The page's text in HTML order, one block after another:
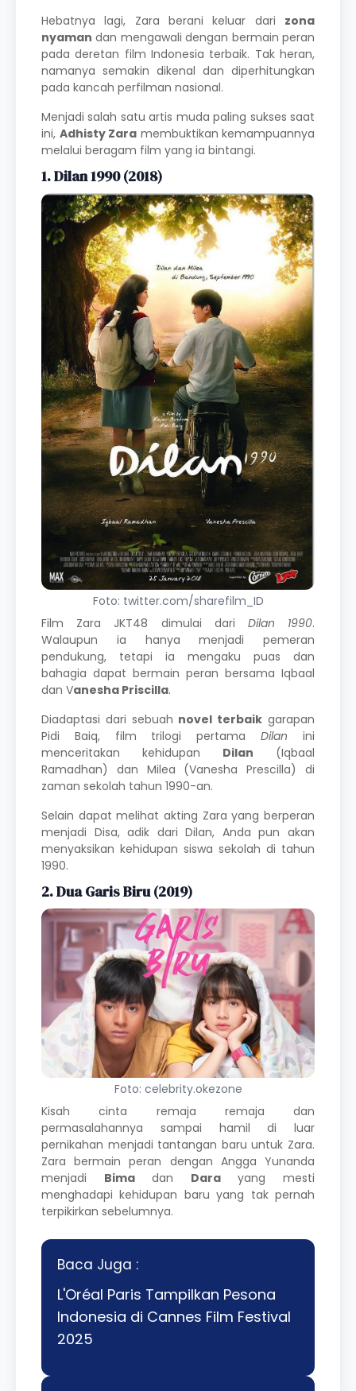
Hebatnya lagi, Zara berani keluar dari zona
nyaman dan mengawali dengan bermain peran
pada deretan film Indonesia terbaik. Tak heran,
namanya semakin dikenal dan diperhitungkan
pada kancah perfilman nasional.
Menjadi salah satu artis muda paling sukses saat
ini, Adhisty Zara membuktikan kemampuannya
melalui beragam film yang ia bintangi.
1. Dilan 1990 (2018)
Foto: twitter.com/sharefilm_ID
Film Zara JKT48 dimulai dari Dilan 1990.
Walaupun ia hanya menjadi pemeran
pendukung, tetapi ia mengaku puas dan
bahagia dapat bermain peran bersama Iqbaal
dan Vanesha Priscilla.
Diadaptasi dari sebuah novel terbaik garapan
Pidi Baiq, film trilogi pertamaDilan ini
menceritakan kehidupan Dilan (Iqbaal
Ramadhan) dan Milea (Vanesha Prescilla) di
zaman sekolah tahun 1990-an.
Selain dapat melihat akting Zara yang berperan
menjadi Disa, adik dari Dilan, Anda pun akan
menyaksikan kehidupan siswa sekolah di tahun
1990.
2. Dua Garis Biru (2019)
Foto: celebrity.okezone
Kisah cinta remaja remaja dan
permasalahannya sampai hamil di luar
pernikahan menjadi tantangan baru untuk Zara.
Zara bermain peran dengan Angga Yunanda
menjadi Bimadan Darayang mesti
menghadapi kehidupan baru yang tak pernah
terpikirkan sebelumnya.
Baca Juga :
L'Oréal Paris Tampilkan Pesona
Indonesia di Cannes Film Festival
2025